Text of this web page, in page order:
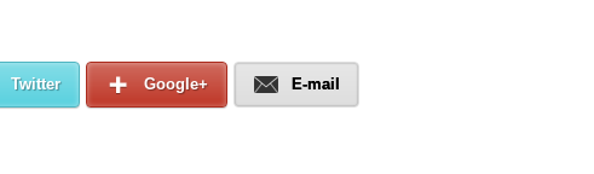
Twitter Google+ E-mail